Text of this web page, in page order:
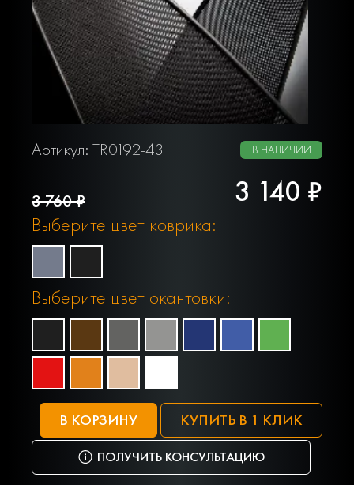
Артикул: TR0192-43 В НАЛИЧИИ
3 760 ₽ 3 140 ₽
Выберите цвет коврика:
Выберите цвет окантовки:
В КОРЗИНУ КУПИТЬ В 1 КЛИК
ПОЛУЧИТЬ КОНСУЛЬТАЦИЮ